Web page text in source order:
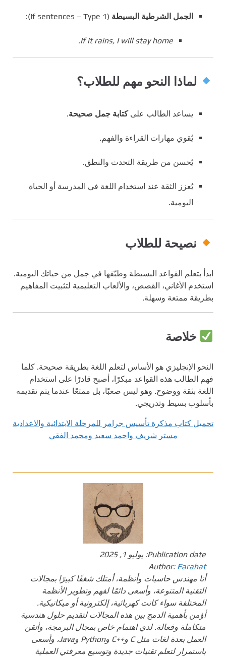
الجمل الشرطية البسيطة (If sentences – Type 1):
If it rains, I will stay home.
لماذا النحو مهم للطلاب؟
يساعد الطالب علىكتابة جمل صحيحة.
يُقوي مهارات القراءة والفهم.
يُحسن من طريقة التحدث والنطق.
يُعزز الثقة عند استخدام اللغة في المدرسة أو الحياة
اليومية.
نصيحة للطلاب
ابدأ بتعلم القواعد البسيطة وطبّقها في جمل من حياتك اليومية.
استخدم الأغاني، القصص، والألعاب التعليمية لتثبيت المفاهيم
بطريقة ممتعة وسهلة.
خلاصة
النحو الإنجليزي هو الأساس لتعلم اللغة بطريقة صحيحة. كلما
فهم الطالب هذه القواعد مبكرًا، أصبح قادرًا على استخدام
اللغة بثقة ووضوح. وهو ليس صعبًا، بل ممتعًا عندما يتم تقديمه
بأسلوب بسيط وتدريجي.
تحميل كتاب مذكرة تأسيس جرامر للمرحلة الابتدائية والاعدادية
مستر شريف واحمد سعيد ومحمد الفقي
Publication date: يوليو 1, 2025
Author: Farahat
أنا مهندس حاسبات وأنظمة، أمتلك شغفًا كبيرًا بمجالات
التقنية المتنوعة، وأسعى دائمًا لفهم وتطوير الأنظمة
المختلفة سواء كانت كهربائية، إلكترونية أو ميكانيكية.
أؤمن بأهمية الدمج بين هذه المجالات لتقديم حلول هندسية
متكاملة وفعالة. لدي اهتمام خاص بمجال البرمجة، وأتقن
العمل بعدة لغات مثل C و++C وPython وJava، وأسعى
باستمرار لتعلم تقنيات جديدة وتوسيع معرفتي العملية